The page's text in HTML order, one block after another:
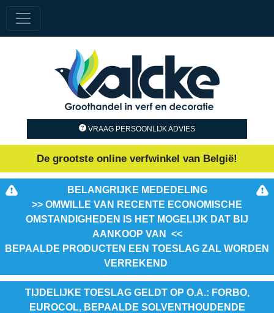
VRAAG PERSOONLIJK ADVIES
De grootste online verfwinkel van België!
BELANGRIJKE MEDEDELING
>> OMWILLE VAN RECENTE ECONOMISCHE
OMSTANDIGHEDEN IS HET MOGELIJK DAT BIJ
AANKOOP VAN <<
BEPAALDE PRODUCTEN EEN TOESLAG ZAL WORDEN
VERREKEND
TIJDELIJKE TOESLAG GELDT OP O.A.: FORBO,
EUROCOL, BEPAALDE SOLVENTHOUDENDE